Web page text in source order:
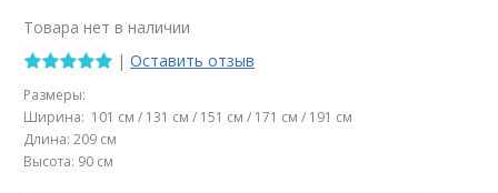
Товара нет в наличии
| Оставить отзыв
Размеры:
Ширина: 101 см / 131 см / 151 см / 171 см / 191 см
Длина: 209 см
Высота: 90 см